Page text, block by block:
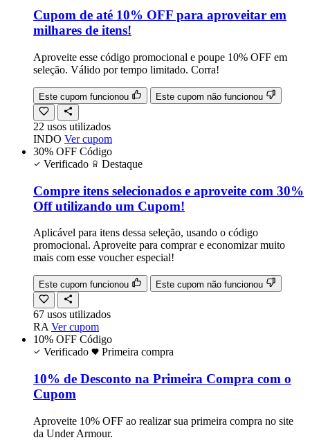
Cupom de até 10% OFF para aproveitar em
milhares de itens!
Aproveite esse código promocional e poupe 10% OFF em
seleção. Válido por tempo limitado. Corra!
Este cupom funcionou Este cupom não funcionou
22 usos utilizados
INDO Ver cupom
30% OFF Código
Verificado
Destaque
Compre itens selecionados e aproveite com 30%
Off utilizando um Cupom!
Aplicável para itens dessa seleção, usando o código
promocional. Aproveite para comprar e economizar muito
mais com esse voucher especial!
Este cupom funcionou Este cupom não funcionou
67 usos utilizados
RA Ver cupom
10% OFF Código
Verificado
Primeira compra
10% de Desconto na Primeira Compra com o
Cupom
Aproveite 10% OFF ao realizar sua primeira compra no site
da Under Armour.